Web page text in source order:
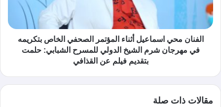
الفنان محي اسماعيل أثناء المؤتمر الصحفي الخاص بتكريمه
في مهرجان شرم الشيخ الدولي للمسرح الشبابي: حلمت
بتقديم فيلم عن القذافي
مقالات ذات صلة